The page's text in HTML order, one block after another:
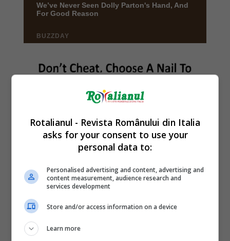
Rotalianul - Revista Românului din Italia
asks for your consent to use your
personal data to:
Personalised advertising and content, advertising and
content measurement, audience research and
services development
Store and/or access information on a device
Learn more